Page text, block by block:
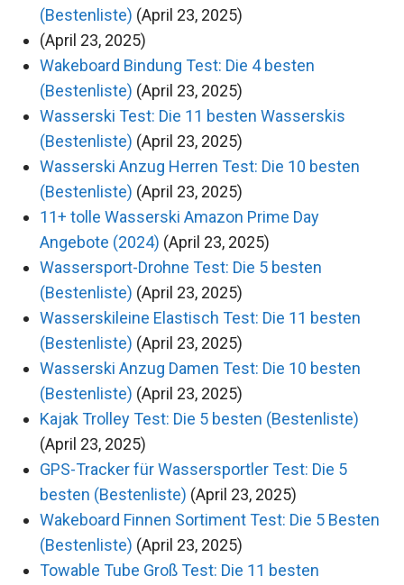
(Bestenliste) (April 23, 2025)
(April 23, 2025)
Wakeboard Bindung Test: Die 4 besten
(Bestenliste) (April 23, 2025)
Wasserski Test: Die 11 besten Wasserskis
(Bestenliste) (April 23, 2025)
Wasserski Anzug Herren Test: Die 10 besten
(Bestenliste) (April 23, 2025)
11+ tolle Wasserski Amazon Prime Day
Angebote (2024) (April 23, 2025)
Wassersport-Drohne Test: Die 5 besten
(Bestenliste) (April 23, 2025)
Wasserskileine Elastisch Test: Die 11 besten
(Bestenliste) (April 23, 2025)
Wasserski Anzug Damen Test: Die 10 besten
(Bestenliste) (April 23, 2025)
Kajak Trolley Test: Die 5 besten (Bestenliste)
(April 23, 2025)
GPS-Tracker für Wassersportler Test: Die 5
besten (Bestenliste) (April 23, 2025)
Wakeboard Finnen Sortiment Test: Die 5 Besten
(Bestenliste) (April 23, 2025)
Towable Tube Groß Test: Die 11 besten